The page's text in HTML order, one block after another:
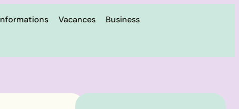
Vacances
Business